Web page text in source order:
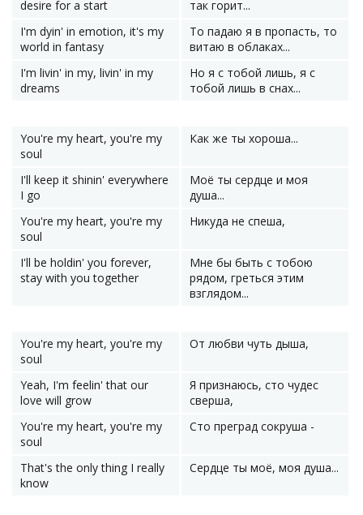
desire for a start
так горит...
I'm dyin' in emotion, it's my
world in fantasy
То падаю я в пропасть, то
витаю в облаках...
I'm livin' in my, livin' in my
dreams
Но я с тобой лишь, я с
тобой лишь в снах...
You're my heart, you're my
soul
Как же ты хороша...
I'll keep it shinin' everywhere
I go
Моё ты сердце и моя
душа...
You're my heart, you're my
soul
Никуда не спеша,
I'll be holdin' you forever,
stay with you together
Мне бы быть с тобою
рядом, греться этим
взглядом...
You're my heart, you're my
soul
От любви чуть дыша,
Yeah, I'm feelin' that our
love will grow
Я признаюсь, сто чудес
сверша,
You're my heart, you're my
soul
Сто преград сокруша -
That's the only thing I really
know
Сердце ты моё, моя душа...